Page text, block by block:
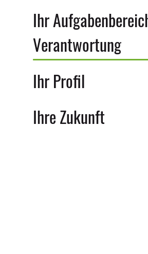
Ihr
Verantwortung
Ihr Profil
Ihre Zukunft